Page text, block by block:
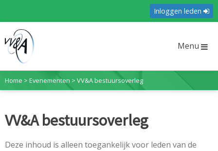
Inloggen leden
Menu
Home > Evenementen > VV&A bestuursoverleg
VV&A bestuursoverleg
Deze inhoud is alleen toegankelijk voor leden van de